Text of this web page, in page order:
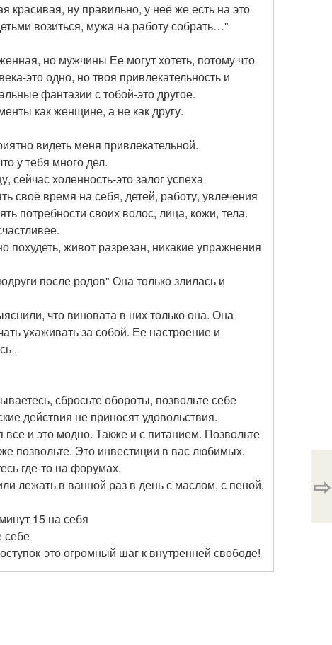
красивая, ну правильно, у неё же есть на это
возиться, мужа на работу собрать…"
но мужчины Ее могут хотеть, потому что
это одно, но твоя привлекательность и
фантазии с тобой-это другое.
как женщине, а не как другу.
видеть меня привлекательной.
у тебя много дел.
сейчас холенность-это залог успеха
своё время на себя, детей, работу, увлечения
потребности своих волос, лица, кожи, тела.
живот разрезан, никакие упражнения
после родов" Она только злилась и
что виновата в них только она. Она
ухаживать за собой. Ее настроение и
.
сбросьте обороты, позвольте себе
действия не приносят удовольствия.
и это модно. Также и с питанием. Позвольте
позвольте. Это инвестиции в вас любимых.
где-то на форумах.
лежать в ванной раз в день с маслом, с пеной,
15 на себя
себе
это огромный шаг к внутренней свободе!
⇨